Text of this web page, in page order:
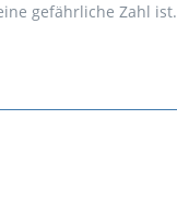
gefährliche Zahl ist.